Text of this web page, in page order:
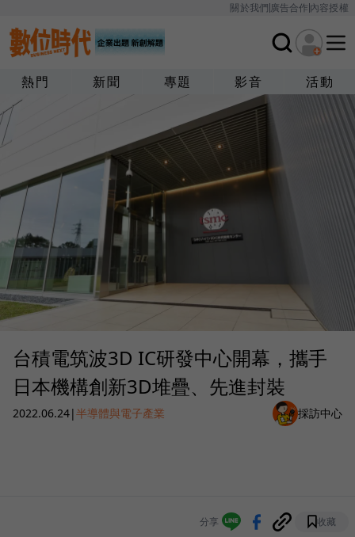
關於我們廣告合作內容授權
熱門 新聞 專題 影音 活動
台積電筑波3D IC研發中心開幕，攜手
日本機構創新3D堆疊、先進封裝
2022.06.24|半導體與電子產業 採訪中心
分享 收藏